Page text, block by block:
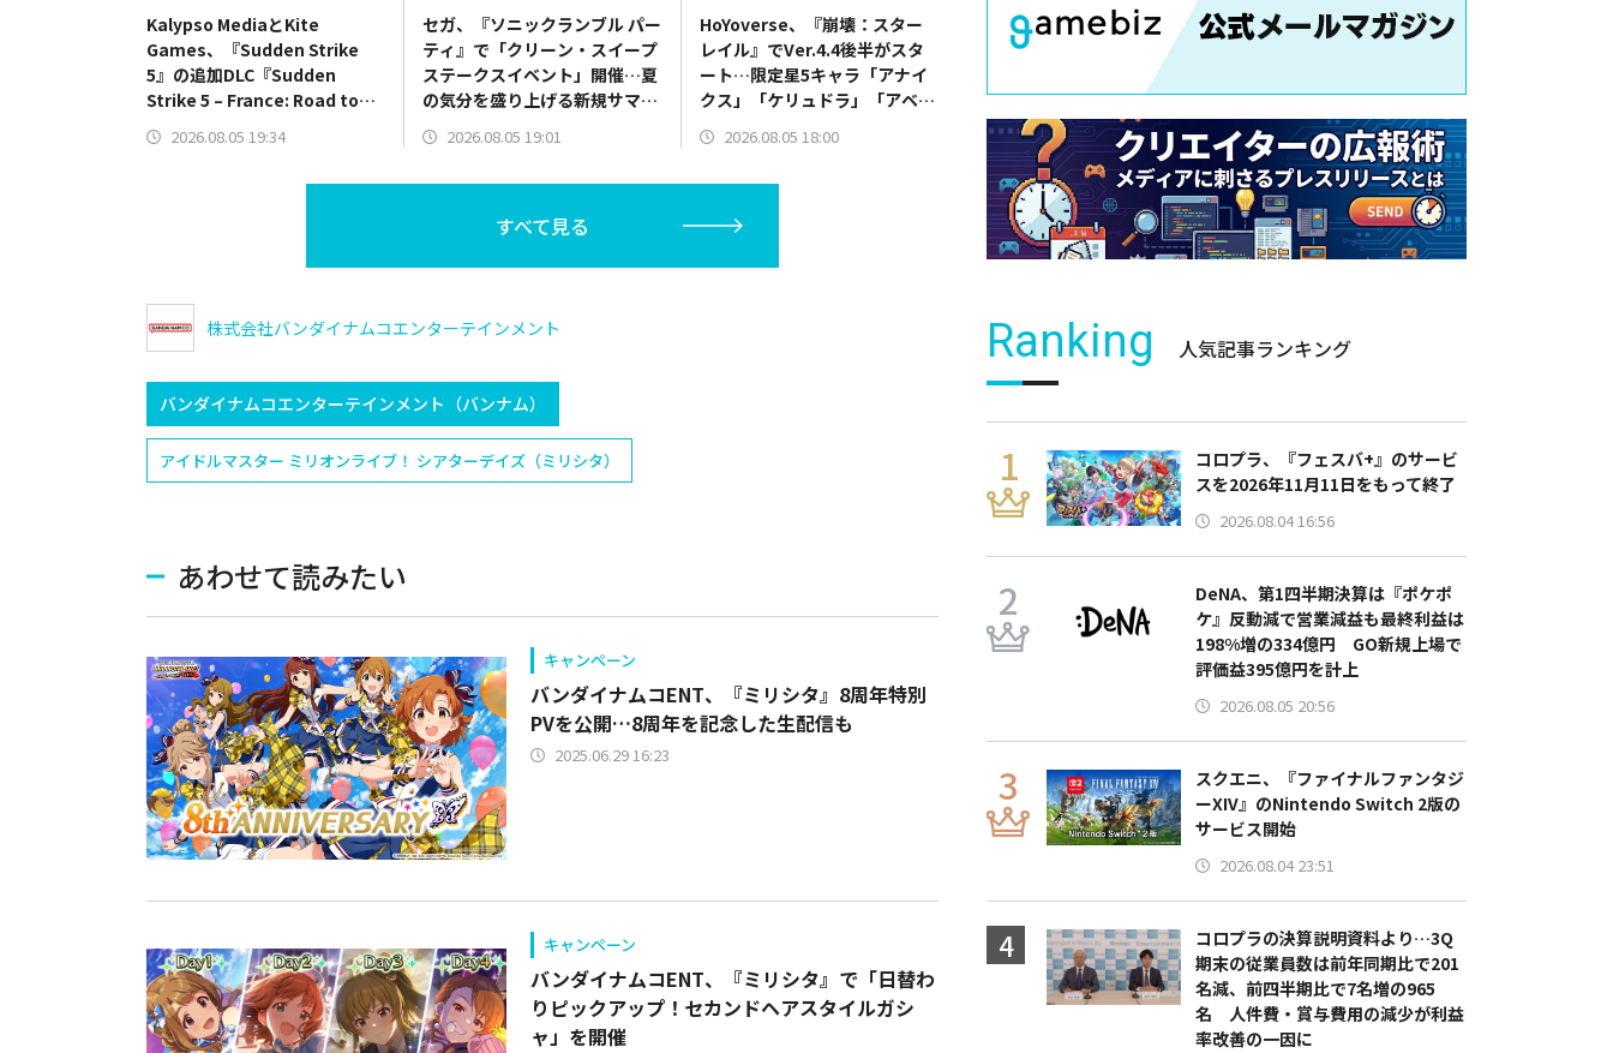
Kalypso MediaとKite
Games、『Sudden Strike
5』の追加DLC『Sudden
Strike 5 – France: Road to
Liberation』をリリース
2026.08.05 19:34
セガ、『ソニックランブル パー
ティ』で「クリーン・スイープ
ステークスイベント」開催…夏
の気分を盛り上げる新規サマー
スキンも
2026.08.05 19:01
HoYoverse、『崩壊：スター
レイル』でVer.4.4後半がスタ
ート…限定星5キャラ「アナイ
クス」「ケリュドラ」「アベン
チュリン」が同時復刻登場する
イベント跳躍開催
2026.08.05 18:00
すべて見る
株式会社バンダイナムコエンターテインメント
バンダイナムコエンターテインメント（バンナム）
アイドルマスター ミリオンライブ！ シアターデイズ（ミリシタ）
あわせて読みたい
キャンペーン
バンダイナムコENT、『ミリシタ』8周年特別
PVを公開…8周年を記念した生配信も
2025.06.29 16:23
キャンペーン
バンダイナムコENT、『ミリシタ』で「日替わ
りピックアップ！セカンドヘアスタイルガシ
ャ」を開催
Ranking 人気記事ランキング
コロプラ、『フェスバ+』のサービ
スを2026年11月11日をもって終了
2026.08.04 16:56
DeNA、第1四半期決算は『ポケポ
ケ』反動減で営業減益も最終利益は
198%増の334億円 GO新規上場で
評価益395億円を計上
2026.08.05 20:56
スクエニ、『ファイナルファンタジ
ーXIV』のNintendo Switch 2版の
サービス開始
2026.08.04 23:51
コロプラの決算説明資料より…3Q
期末の従業員数は前年同期比で201
名減、前四半期比で7名増の965
名 人件費・賞与費用の減少が利益
率改善の一因に